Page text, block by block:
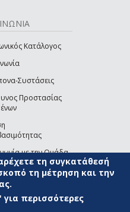
Κατάλογος
Συστάσεις
Προστασίας
με την Ομάδα
του site(link sends e-mail)
τη συγκατάθεσή
τη μέτρηση και την
για περισσότερες